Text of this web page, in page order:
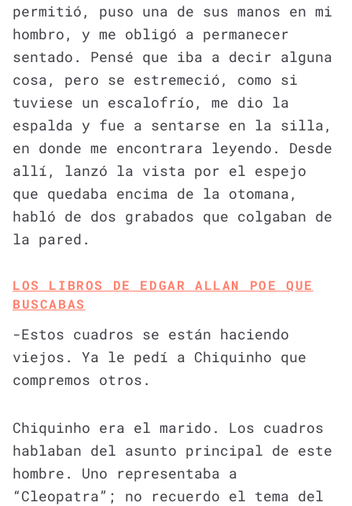
permitió, puso una de sus manos en mi
hombro, y me obligó a permanecer
sentado. Pensé que iba a decir alguna
cosa, pero se estremeció, como si
tuviese un escalofrío, me dio la
espalda y fue a sentarse en la silla,
en donde me encontrara leyendo. Desde
allí, lanzó la vista por el espejo
que quedaba encima de la otomana,
habló de dos grabados que colgaban de
la pared.
LOS LIBROS DE EDGAR ALLAN POE QUE
BUSCABAS
-Estos cuadros se están haciendo
viejos. Ya le pedí a Chiquinho que
compremos otros.
Chiquinho era el marido. Los cuadros
hablaban del asunto principal de este
hombre. Uno representaba a
“Cleopatra”; no recuerdo el tema del